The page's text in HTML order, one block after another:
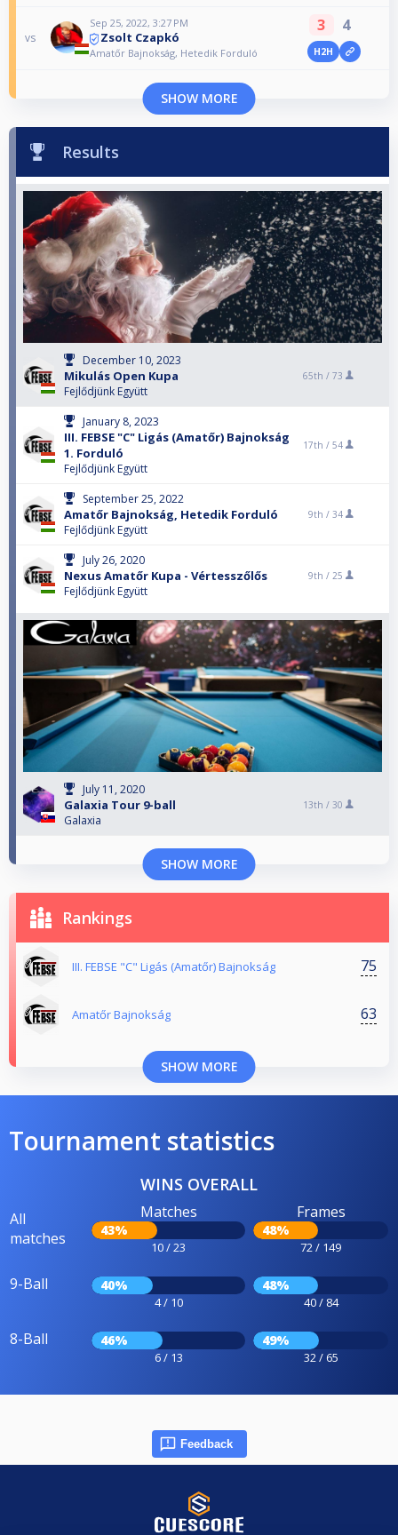
vs
Sep 25, 2022, 3:27 PM
Zsolt Czapkó
Amatőr Bajnokság, Hetedik Forduló
3 4
H2H
SHOW MORE
Results
December 10, 2023
Mikulás Open Kupa
Fejlődjünk Együtt
65th / 73
January 8, 2023
III. FEBSE "C" Ligás (Amatőr) Bajnokság
1. Forduló
Fejlődjünk Együtt
17th / 54
September 25, 2022
Amatőr Bajnokság, Hetedik Forduló
Fejlődjünk Együtt
9th / 34
July 26, 2020
Nexus Amatőr Kupa - Vértesszőlős
Fejlődjünk Együtt
9th / 25
July 11, 2020
Galaxia Tour 9-ball
Galaxia
13th / 30
SHOW MORE
Rankings
III. FEBSE "C" Ligás (Amatőr) Bajnokság 75
Amatőr Bajnokság 63
SHOW MORE
Tournament statistics
WINS OVERALL
All
matches
Matches
43%
10 / 23
Frames
48%
72 / 149
9-Ball 40%
4 / 10
48%
40 / 84
8-Ball 46%
6 / 13
49%
32 / 65
Feedback